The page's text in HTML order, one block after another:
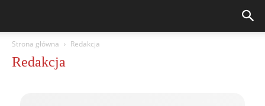
Strona główna Redakcja
Redakcja